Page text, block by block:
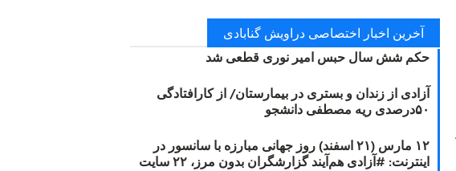
آخرین اخبار اختصاصی دراویش گنابادی
حکم شش سال حبس امیر نوری قطعی شد
آزادی از زندان و بستری در بیمارستان/ از کارافتادگی
۵۰درصدی ریه مصطفی دانشجو
۱۲ مارس (۲۱ اسفند) روز جهانی مبارزه با سانسور در
اینترنت: #آزادی هم‌آیند گزارشگران‌ بدون مرز، ۲۲ سایت